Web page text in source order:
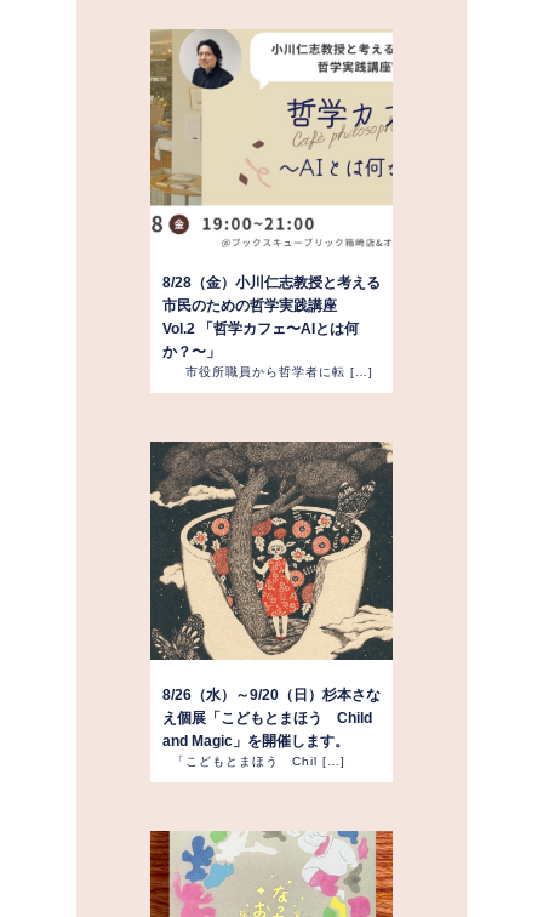
8/28（金）小川仁志教授と考える
市民のための哲学実践講座
Vol.2 「哲学カフェ〜AIとは何
か？〜」
市役所職員から哲学者に転 […]
8/26（水）～9/20（日）杉本さな
え個展「こどもとまほう Child
and Magic」を開催します。
「こどもとまほう Chil […]